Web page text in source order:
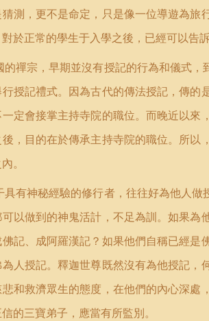
測，更不是命定，只是像一位導遊為
於正常的學生于入學之後，已經可以告
的禪宗，早期並沒有授記的行為和儀式
授記禮式。因為古代的傳法授記，傳
定會接掌主持寺院的職位。而晚近以
後，目的在於傳承主持寺院的職位。所
。
具有神秘經驗的修行者，往往好為他人
以做到的神鬼活計，不足為訓。如果
記、成阿羅漢記？如果他們自稱已經
人授記。釋迦世尊既然沒有為他授記
和救濟眾生的態度，在他們的內心深
的三寶弟子，應當有所監別。